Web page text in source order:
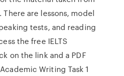
are lessons, model
tests, and reading
the free IELTS
on the link and a PDF
Writing Task 1